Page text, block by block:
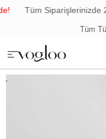
Tüm Siparişlerinizde
Tüm